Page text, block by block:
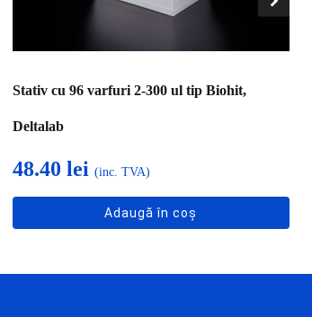
Stativ cu 96 varfuri 2-300 ul tip Biohit,
Deltalab
48.40 lei (inc. TVA)
Adaugă în coș